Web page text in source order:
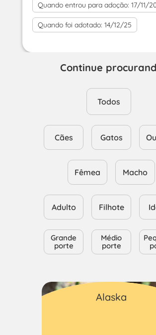
Quando entrou para adoção: 17/11/
Quando foi adotado: 14/12/25
Continue
Todos
Cães Gatos
Fêmea Macho
Adulto Filhote
Grande
porte
Médio
porte
Gatos
Macho
Alaska